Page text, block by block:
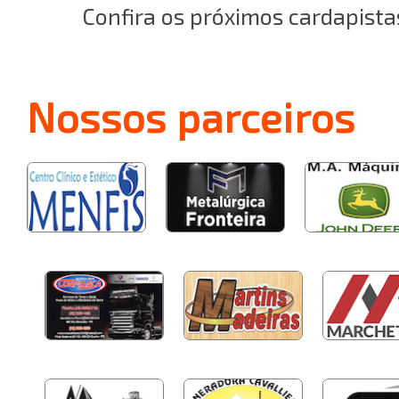
Confira os próximos
Nossos parceiros